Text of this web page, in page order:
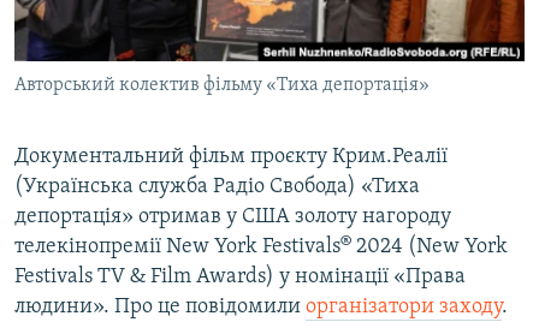
УКРАЇНСЬКА ПРОБЛЕМА КРИМУ
ІНФОГРАФІКА
ДОЛУЧАЙСЯ!
Усі сайти RFE/RL
Авторський колектив фільму «Тиха депортація»
Документальний фільм проєкту Крим.Реалії
(Українська служба Радіо Свобода) «Тиха
депортація» отримав у США золоту нагороду
телекінопремії New York Festivals® 2024 (New York
Festivals TV & Film Awards) у номінації «Права
людини». Про це повідомили організатори заходу.